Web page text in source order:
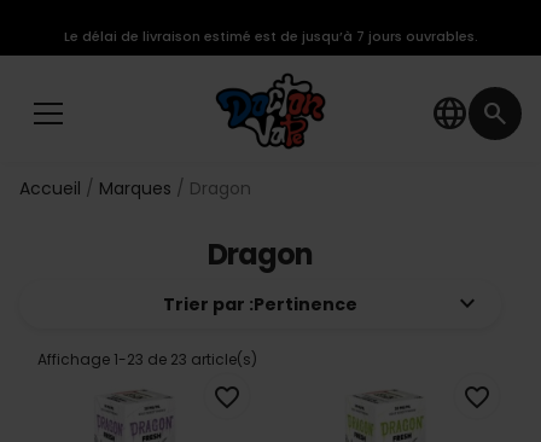
language search
Le délai de livraison estimé est de jusqu’à 7 jours ouvrables.
Accueil Marques Dragon
Dragon
Trier par :Pertinence keyboard_arrow_down
Affichage 1-23 de 23 article(s)
favorite_border favorite_border